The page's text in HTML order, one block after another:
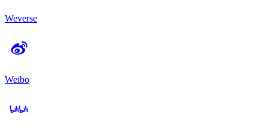
Weverse
Weibo